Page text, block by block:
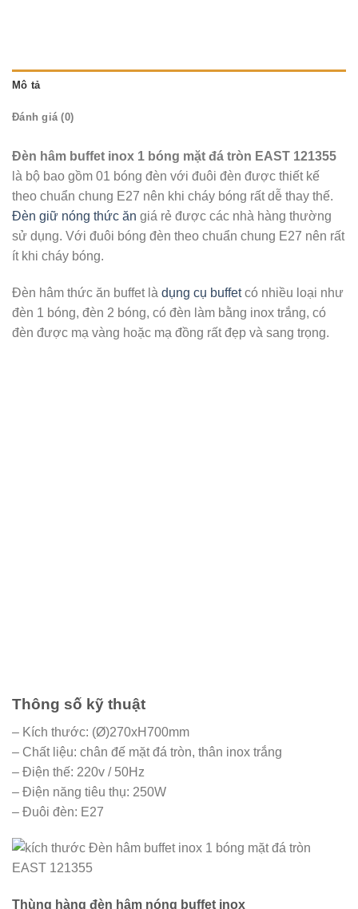
Mô tả
Đánh giá (0)
Đèn hâm buffet inox 1 bóng mặt đá tròn EAST 121355
là bộ bao gồm 01 bóng đèn với đuôi đèn được thiết kế
theo chuẩn chung E27 nên khi cháy bóng rất dễ thay thế.
Đèn giữ nóng thức ăn giá rẻ được các nhà hàng thường
sử dụng. Với đuôi bóng đèn theo chuẩn chung E27 nên rất
ít khi cháy bóng.
Đèn hâm thức ăn buffet là dụng cụ buffetcó nhiều loại như
đèn 1 bóng, đèn 2 bóng, có đèn làm bằng inox trắng, có
đèn được mạ vàng hoặc mạ đồng rất đẹp và sang trọng.
Thông số kỹ thuật
– Kích thước: (Ø)270xH700mm
– Chất liệu: chân đế mặt đá tròn, thân inox trắng
– Điện thế: 220v / 50Hz
– Điện năng tiêu thụ: 250W
– Đuôi đèn: E27
Thùng hàng đèn hâm nóng buffet inox